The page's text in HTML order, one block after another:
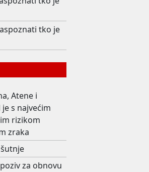
tko je
Atene i
s najvećim
rizikom
zraka
za obnovu